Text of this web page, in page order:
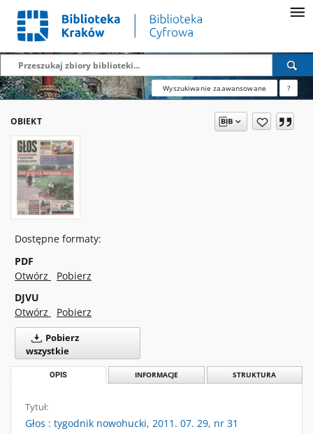
Wyszukiwanie zaawansowane ?
OBIEKT
Dostępne formaty:
PDF
Otwórz
Pobierz
DJVU
Otwórz
Pobierz
Pobierz
wszystkie
OPIS INFORMACJE STRUKTURA
Tytuł:
Głos : tygodnik nowohucki, 2011. 07. 29, nr 31